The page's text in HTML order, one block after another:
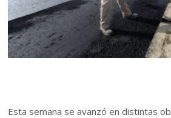
Esta semana se avanzó en distintas